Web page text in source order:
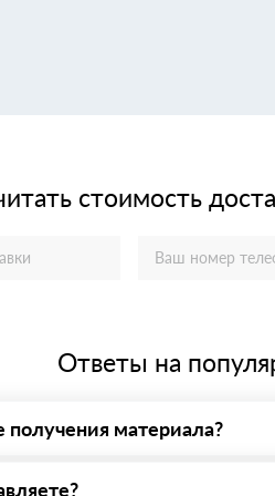
стоимость
Ответы на
получения материала?